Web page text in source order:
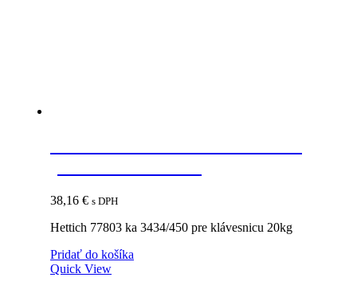
38,16 € s DPH
Hettich 77803 ka 3434/450 pre klávesnicu 20kg
Pridať do košíka
Quick View